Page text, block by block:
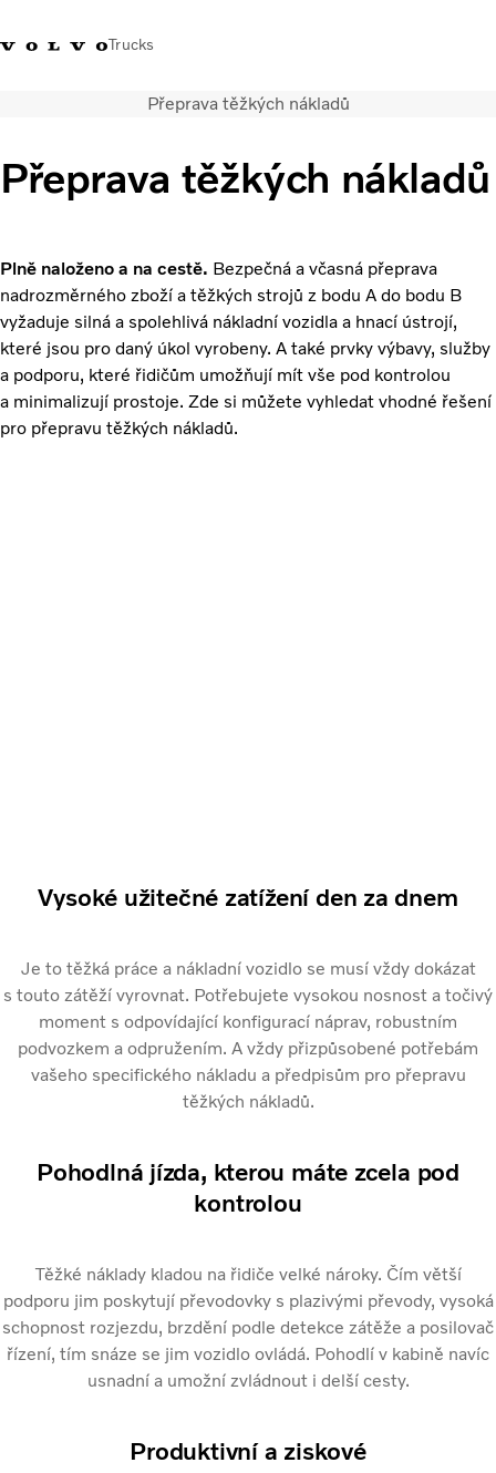
Trucks
Klub řidičů
Přihlášení k Volvo
Segmentace
Služby
Použitá vozidla
Servisní síť a prodej
Novinky
Kontaktujte nás
Kariéra
O nás
Přeprava těžkých nákladů
Přeprava těžkých nákladů
Plně naloženo a na cestě. Bezpečná a včasná přeprava
nadrozměrného zboží a těžkých strojů z bodu A do bodu B
vyžaduje silná a spolehlivá nákladní vozidla a hnací ústrojí,
které jsou pro daný úkol vyrobeny. A také prvky výbavy, služby
a podporu, které řidičům umožňují mít vše pod kontrolou
a minimalizují prostoje. Zde si můžete vyhledat vhodné řešení
pro přepravu těžkých nákladů.
Vysoké užitečné zatížení den za dnem
Je to těžká práce a nákladní vozidlo se musí vždy dokázat
s touto zátěží vyrovnat. Potřebujete vysokou nosnost a točivý
moment s odpovídající konfigurací náprav, robustním
podvozkem a odpružením. A vždy přizpůsobené potřebám
vašeho specifického nákladu a předpisům pro přepravu
těžkých nákladů.
Pohodlná jízda, kterou máte zcela pod
kontrolou
Těžké náklady kladou na řidiče velké nároky. Čím větší
podporu jim poskytují převodovky s plazivými převody, vysoká
schopnost rozjezdu, brzdění podle detekce zátěže a posilovač
řízení, tím snáze se jim vozidlo ovládá. Pohodlí v kabině navíc
usnadní a umožní zvládnout i delší cesty.
Produktivní a ziskové